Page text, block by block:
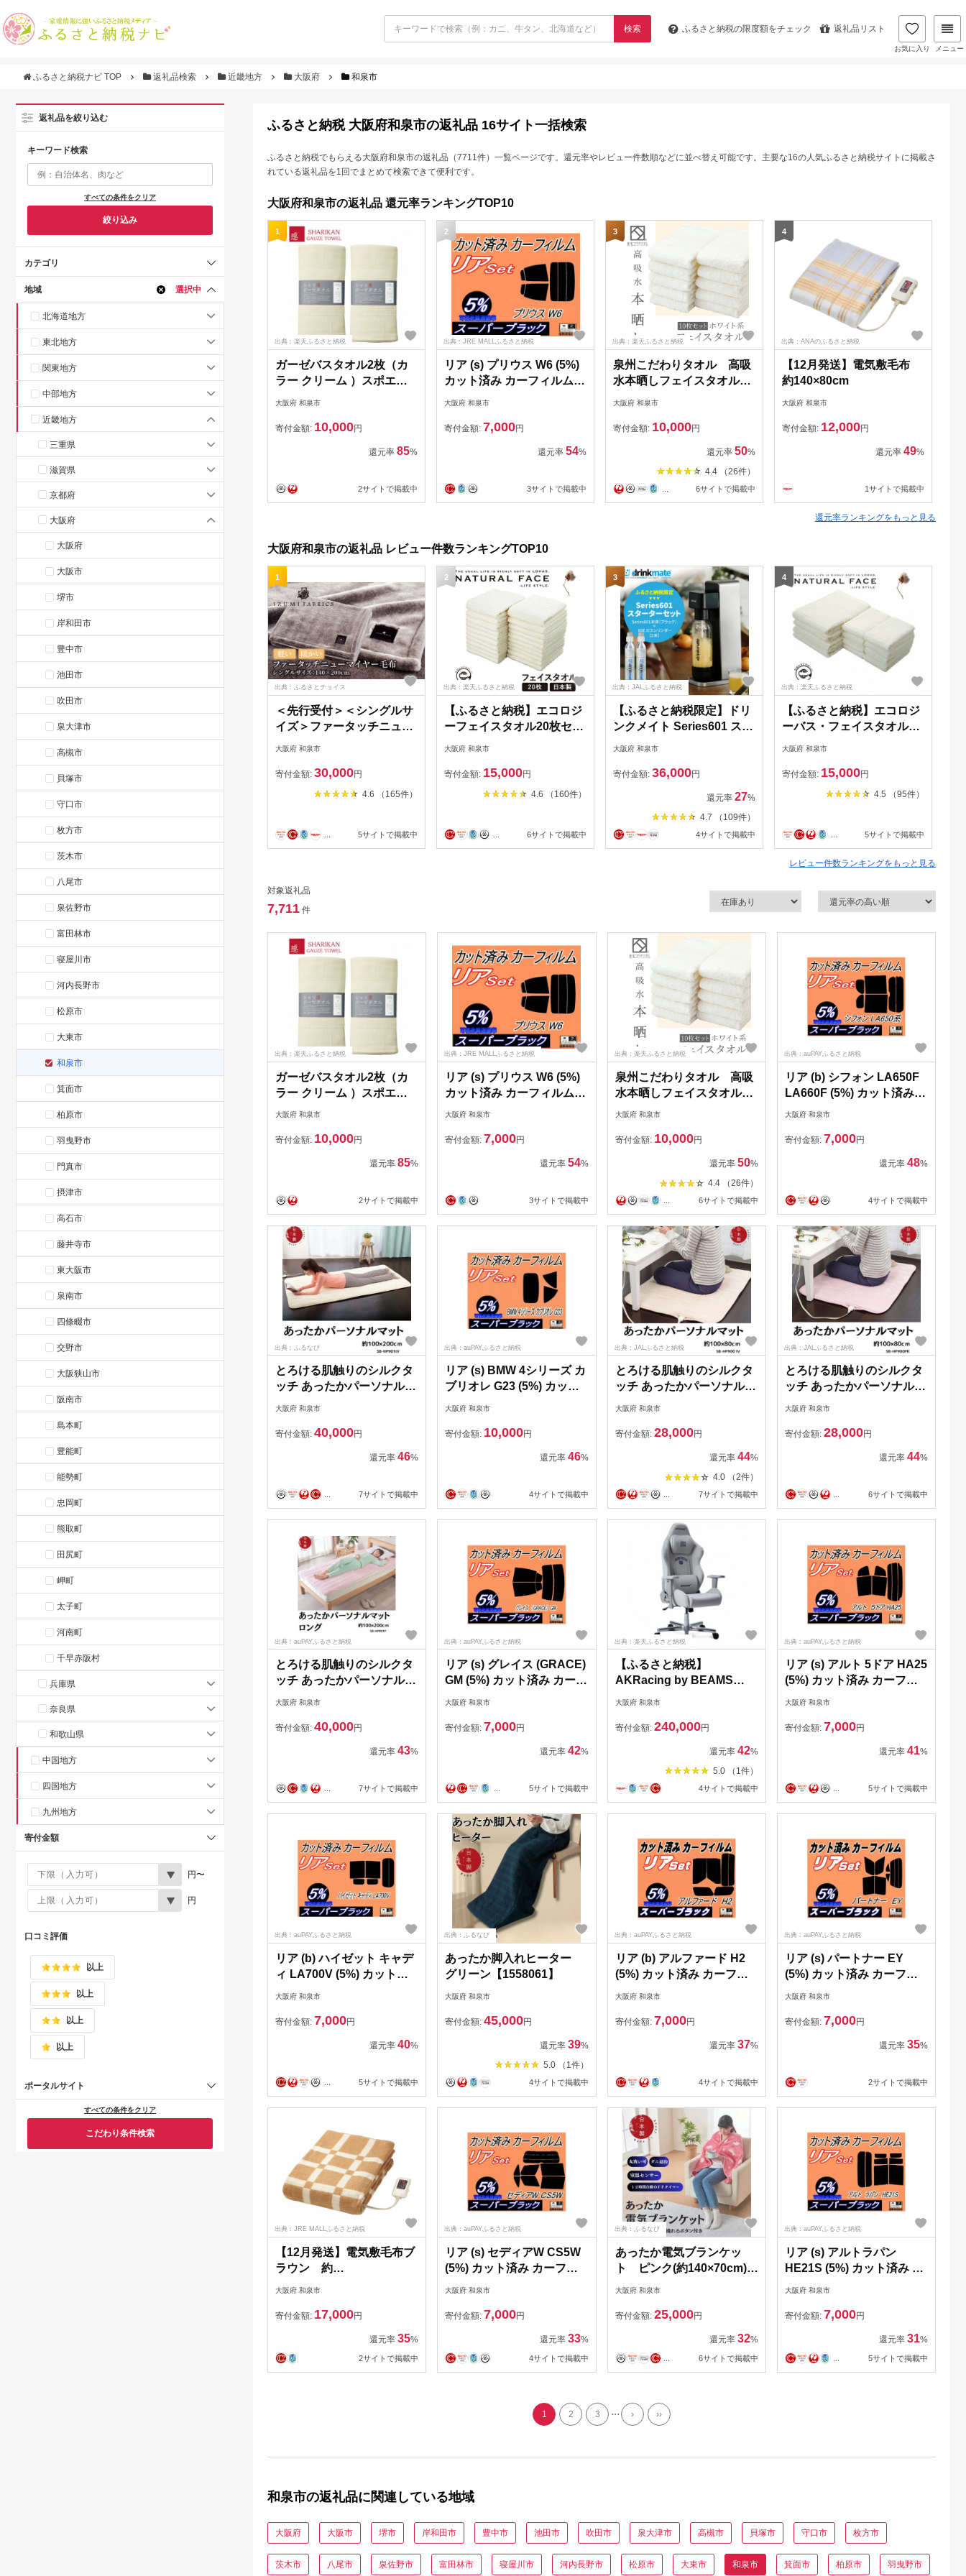
検索 ふるさと納税の限度額をチェック 返礼品リスト
お気に入り メニュー
ふるさと納税ナビ TOP 返礼品検索 近畿地方 大阪府 和泉市
返礼品を絞り込む
キーワード検索
すべての条件をクリア
絞り込み
カテゴリ
地域 選択中
北海道地方
東北地方
関東地方
中部地方
近畿地方
三重県
滋賀県
京都府
大阪府
大阪府
大阪市
堺市
岸和田市
豊中市
池田市
吹田市
泉大津市
高槻市
貝塚市
守口市
枚方市
茨木市
八尾市
泉佐野市
富田林市
寝屋川市
河内長野市
松原市
大東市
和泉市
箕面市
柏原市
羽曳野市
門真市
摂津市
高石市
藤井寺市
東大阪市
泉南市
四條畷市
交野市
大阪狭山市
阪南市
島本町
豊能町
能勢町
忠岡町
熊取町
田尻町
岬町
太子町
河南町
千早赤阪村
兵庫県
奈良県
和歌山県
中国地方
四国地方
九州地方
寄付金額
円〜
円
口コミ評価
以上
以上
以上
以上
ポータルサイト
すべての条件をクリア
こだわり条件検索
ふるさと納税 大阪府和泉市の返礼品 16サイト一括検索
ふるさと納税でもらえる大阪府和泉市の返礼品（7711件）一覧ページです。還元率やレビュー件数順などに並べ替え可能です。主要な16の人気ふるさと納税サイトに掲載さ
れている返礼品を1回でまとめて検索できて便利です。
大阪府和泉市の返礼品 還元率ランキングTOP10
1
出典：楽天ふるさと納税
ガーゼバスタオル2枚（カ
ラー クリーム ）スポエリ
ーアイスコットン
大阪府 和泉市
寄付金額: 10,000円
還元率 85%
2サイトで掲載中
2
出典：JRE MALLふるさと納税
リア (s) プリウス W6 (5%)
カット済み カーフィルム
ZVW60
大阪府 和泉市
寄付金額: 7,000円
還元率 54%
3サイトで掲載中
3
出典：楽天ふるさと納税
泉州こだわりタオル 高吸
水本晒しフェイスタオル10
枚（ホワイト）(SKH-
大阪府 和泉市
寄付金額: 10,000円
還元率 50%
4.4 （26件）
6サイトで掲載中
4
出典：ANAのふるさと納税
【12月発送】電気敷毛布
約140×80cm
大阪府 和泉市
寄付金額: 12,000円
還元率 49%
1サイトで掲載中
還元率ランキングをもっと見る
大阪府和泉市の返礼品 レビュー件数ランキングTOP10
1
出典：ふるさとチョイス
＜先行受付＞＜シングルサ
イズ＞ファータッチニュー
マイヤーあったかふんわか
ス【1229316】
大阪府 和泉市
寄付金額: 30,000円
4.6 （165件）
5サイトで掲載中
2
出典：楽天ふるさと納税
【ふるさと納税】エコロジ
ーフェイスタオル20枚セッ
ト【1210980】
大阪府 和泉市
寄付金額: 15,000円
4.6 （160件）
6サイトで掲載中
3
出典：JALふるさと納税
【ふるさと納税限定】ドリ
ンクメイト Series601 スタ
ーターセット/ブラック/炭
域：沖縄県】【1435543】
大阪府 和泉市
寄付金額: 36,000円
還元率 27%
4.7 （109件）
4サイトで掲載中
4
出典：楽天ふるさと納税
【ふるさと納税】エコロジ
ーバス・フェイスタオルセ
ット(バスタオル4枚、フェ
【1210979】
大阪府 和泉市
寄付金額: 15,000円
4.5 （95件）
5サイトで掲載中
レビュー件数ランキングをもっと見る
対象返礼品
7,711 件
出典：楽天ふるさと納税
ガーゼバスタオル2枚（カ
ラー クリーム ）スポエリ
ーアイスコットン
大阪府 和泉市
寄付金額: 10,000円
還元率85%
2サイトで掲載中
出典：JRE MALLふるさと納税
リア (s) プリウス W6 (5%)
カット済み カーフィルム
ZVW60
大阪府 和泉市
寄付金額: 7,000円
還元率 54%
3サイトで掲載中
出典：楽天ふるさと納税
泉州こだわりタオル 高吸
水本晒しフェイスタオル10
枚（ホワイト）(SKH-
大阪府 和泉市
寄付金額: 10,000円
還元率 50%
4.4 （26件）
6サイトで掲載中
出典：auPAYふるさと納税
リア (b) シフォン LA650F
LA660F (5%) カット済み
カーフィルム【1704296】
大阪府 和泉市
寄付金額: 7,000円
還元率 48%
4サイトで掲載中
出典：ふるなび
とろける肌触りのシルクタ
ッチ あったかパーソナルマ
ットロング 約
【1558071】
大阪府 和泉市
寄付金額: 40,000円
還元率46%
7サイトで掲載中
出典：auPAYふるさと納税
リア (s) BMW 4シリーズ カ
ブリオレ G23 (5%) カット
済み カーフィルム BMW用
大阪府 和泉市
寄付金額: 10,000円
還元率 46%
4サイトで掲載中
出典：JALふるさと納税
とろける肌触りのシルクタ
ッチ あったかパーソナルマ
ットショート 約
【1558069】
大阪府 和泉市
寄付金額: 28,000円
還元率 44%
4.0 （2件）
7サイトで掲載中
出典：JALふるさと納税
とろける肌触りのシルクタ
ッチ あったかパーソナルマ
ットショート 約
【1558068】
大阪府 和泉市
寄付金額: 28,000円
還元率 44%
6サイトで掲載中
出典：auPAYふるさと納税
とろける肌触りのシルクタ
ッチ あったかパーソナルマ
ットロング 約
【1558070】
大阪府 和泉市
寄付金額: 40,000円
還元率43%
7サイトで掲載中
出典：auPAYふるさと納税
リア (s) グレイス (GRACE)
GM (5%) カット済み カーフ
ィルム GM4
大阪府 和泉市
寄付金額: 7,000円
還元率 42%
5サイトで掲載中
出典：楽天ふるさと納税
【ふるさと納税】
AKRacing by BEAMS
DESIGNモデル+スウェット
口で配送】_ 椅子 イス チェ
ア オフィスチェア ゲーミ
ングチェア カレッジスウェ
ット 組立式 おすすめ 家具
送料無料 AKRacing
BEAMS DESIGNモデル 贈
【4051622】
大阪府 和泉市
寄付金額: 240,000円
還元率 42%
5.0 （1件）
4サイトで掲載中
出典：auPAYふるさと納税
リア (s) アルト 5ドア HA25
(5%) カット済み カーフィ
ルム HA25S
大阪府 和泉市
寄付金額: 7,000円
還元率 41%
5サイトで掲載中
出典：auPAYふるさと納税
リア (b) ハイゼット キャデ
ィ LA700V (5%) カット済
み カーフィルム
大阪府 和泉市
寄付金額: 7,000円
還元率40%
5サイトで掲載中
出典：ふるなび
あったか脚入れヒーター
グリーン【1558061】
大阪府 和泉市
寄付金額:45,000円
還元率 39%
5.0 （1件）
4サイトで掲載中
出典：auPAYふるさと納税
リア (b) アルファード H2
(5%) カット済み カーフィ
ルム 20系
大阪府 和泉市
寄付金額: 7,000円
還元率 37%
4サイトで掲載中
出典：auPAYふるさと納税
リア (s) パートナー EY
(5%) カット済み カーフィ
ルム EY6 EY7 EY8
大阪府 和泉市
寄付金額: 7,000円
還元率 35%
2サイトで掲載中
出典：JRE MALLふるさと納税
【12月発送】電気敷毛布ブ
ラウン 約
140×80cm【1636699】
大阪府 和泉市
寄付金額: 17,000円
還元率35%
2サイトで掲載中
出典：auPAYふるさと納税
リア (s) セディアW CS5W
(5%) カット済み カーフィ
ルム ランサーセディアワゴ
大阪府 和泉市
寄付金額: 7,000円
還元率 33%
4サイトで掲載中
出典：ふるなび
あったか電気ブランケッ
ト ピンク(約140×70cm)
【1608425】
大阪府 和泉市
寄付金額: 25,000円
還元率 32%
6サイトで掲載中
出典：auPAYふるさと納税
リア (s) アルトラパン
HE21S (5%) カット済み カ
ーフィルム ラパン HE21系
大阪府 和泉市
寄付金額: 7,000円
還元率 31%
5サイトで掲載中
1 2 3 ... › ››
和泉市の返礼品に関連している地域
大阪府 大阪市 堺市 岸和田市 豊中市 池田市 吹田市 泉大津市 高槻市 貝塚市 守口市 枚方市
茨木市 八尾市 泉佐野市 富田林市 寝屋川市 河内長野市 松原市 大東市 和泉市 箕面市 柏原市 羽曳野市